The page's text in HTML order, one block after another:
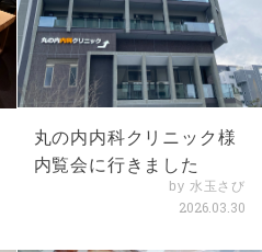
丸の内内科クリニック様
内覧会に行きました
by 水玉さび
2026.03.30